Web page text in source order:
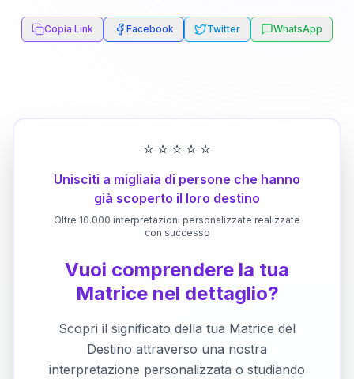
Copia Link Facebook Twitter WhatsApp
⭐ ⭐ ⭐ ⭐ ⭐
Unisciti a migliaia di persone che hanno
già scoperto il loro destino
Oltre 10.000 interpretazioni personalizzate realizzate
con successo
Vuoi comprendere la tua
Matrice nel dettaglio?
Scopri il significato della tua Matrice del
Destino attraverso una nostra
interpretazione personalizzata o studiando